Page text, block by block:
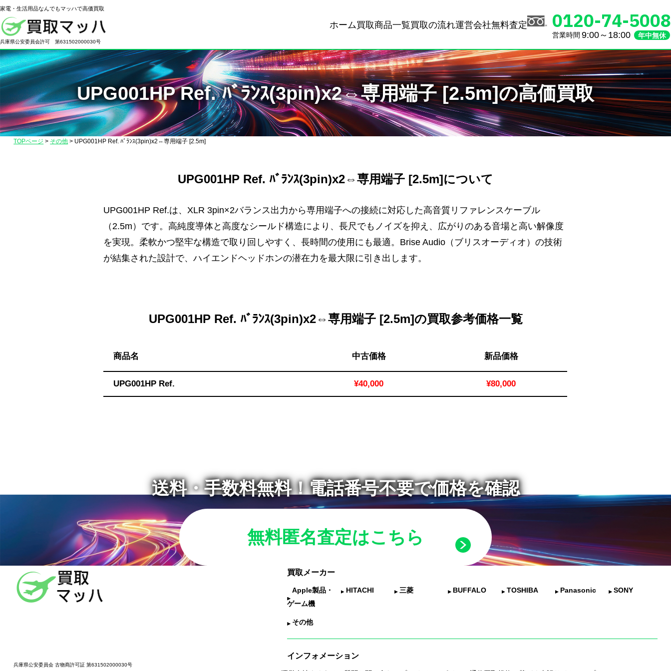
家電・生活用品なんでもマッハで高価買取
製
品
の
高
価
買
取
な
ッ
ハ】
送
無
ー
兵庫県公安委員会許可 第631502000030号
ホーム買取商品一覧買取の流れ運営会社無料査定 0120-74-5008
営業時間 9:00～18:00 年中無休
UPG001HP Ref. ﾊﾞﾗﾝｽ(3pin)x2⇔専用端子 [2.5m]の高価買取
TOPページ > その他 > UPG001HP Ref. ﾊﾞﾗﾝｽ(3pin)x2⇔専用端子 [2.5m]
UPG001HP Ref. ﾊﾞﾗﾝｽ(3pin)x2⇔専用端子 [2.5m]について
UPG001HP Ref.は、XLR 3pin×2バランス出力から専用端子への接続に対応した高音質リファレンスケーブル
（2.5m）です。高純度導体と高度なシールド構造により、長尺でもノイズを抑え、広がりのある音場と高い解像度
を実現。柔軟かつ堅牢な構造で取り回しやすく、長時間の使用にも最適。Brise Audio（ブリスオーディオ）の技術
が結集された設計で、ハイエンドヘッドホンの潜在力を最大限に引き出します。
UPG001HP Ref. ﾊﾞﾗﾝｽ(3pin)x2⇔専用端子 [2.5m]の買取参考価格一覧
商品名 中古価格 新品価格
UPG001HP Ref. ¥40,000 ¥80,000
送料・手数料無料！電話番号不要で価格を確認
無料匿名査定はこちら
兵庫県公安委員会 古物商許可証 第631502000030号
買取メーカー
Apple製品・
ゲーム機
HITACHI 三菱 BUFFALO TOSHIBA Panasonic SONY
その他
インフォメーション